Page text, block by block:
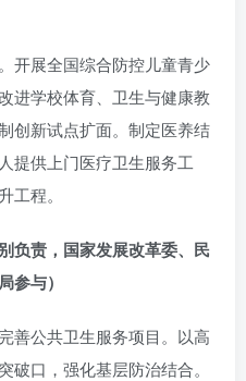
开展全国综合防控儿童青少
进学校体育、卫生与健康教
创新试点扩面。制定医养结
提供上门医疗卫生服务工
工程。
负责，国家发展改革委、民
参与）
善公共卫生服务项目。以高
破口，强化基层防治结合。